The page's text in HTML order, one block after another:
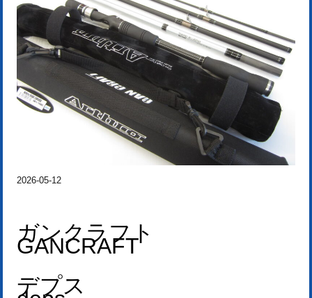
2026-05-12
ガンクラフト
GANCRAFT
デプス